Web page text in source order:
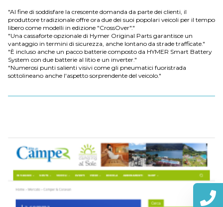
"Al fine di soddisfare la crescente domanda da parte dei clienti, il
produttore tradizionale offre ora due dei suoi popolari veicoli per il tempo
libero come modelli in edizione "CrossOver"."
"Una cassaforte opzionale di Hymer Original Parts garantisce un
vantaggio in termini di sicurezza, anche lontano da strade trafficate."
"È incluso anche un pacco batterie composto da HYMER Smart Battery
System con due batterie al litio e un inverter."
"Numerosi punti salienti visivi come gli pneumatici fuoristrada
sottolineano anche l'aspetto sorprendente del veicolo."